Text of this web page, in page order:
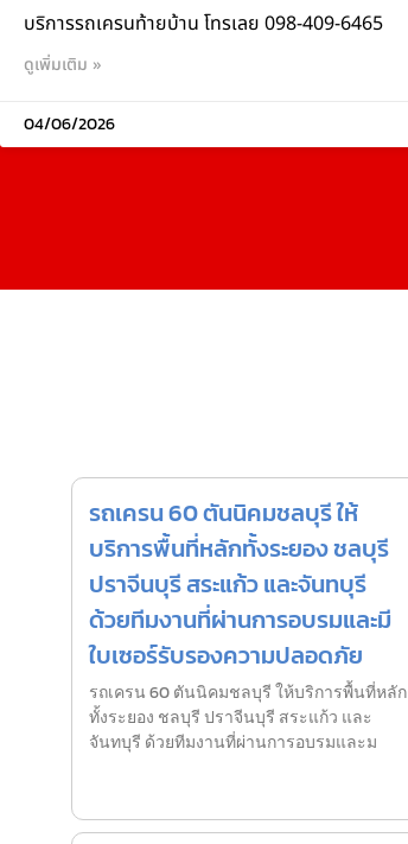
บริการรถเครนท้ายบ้าน โทรเลย 098-409-6465
ดูเพิ่มเติม »
04/06/2026
รถเครน 60 ตันนิคมชลบุรี ให้
บริการพื้นที่หลักทั้งระยอง ชลบุรี
ปราจีนบุรี สระแก้ว และจันทบุรี
ด้วยทีมงานที่ผ่านการอบรมและมี
ใบเซอร์รับรองความปลอดภัย
รถเครน 60 ตันนิคมชลบุรี ให้บริการพื้นที่หลัก
ทั้งระยอง ชลบุรี ปราจีนบุรี สระแก้ว และ
จันทบุรี ด้วยทีมงานที่ผ่านการอบรมและม